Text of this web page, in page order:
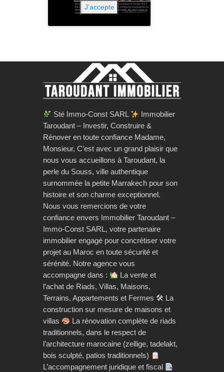
J’accepte
Sté Immo-Const SARL
Immobilier
Taroudant – Investir, Construire &
Rénover en toute confiance Madame,
Monsieur, C’est avec un grand plaisir que
nous vous accueillons à Taroudant, la
perle du Souss, ville authentique
surnommée la petite Marrakech pour son
histoire et son charme exceptionnel.
Nous vous remercions de votre
confiance envers Immobilier Taroudant –
Immo-Const SARL, votre partenaire
immobilier engagé pour concrétiser votre
projet au Maroc en toute sécurité et
sérénité. Notre agence vous
accompagne dans :
La vente et
l’achat de Riads, Villas, Maisons,
Terrains, Appartements et Fermes 🛠 La
construction sur mesure de maisons et
villas
La rénovation complète de riads
traditionnels, dans le respect de
l’architecture marocaine (zellige, tadelakt,
bois sculpté, patios traditionnels)
L’accompagnement juridique et fiscal